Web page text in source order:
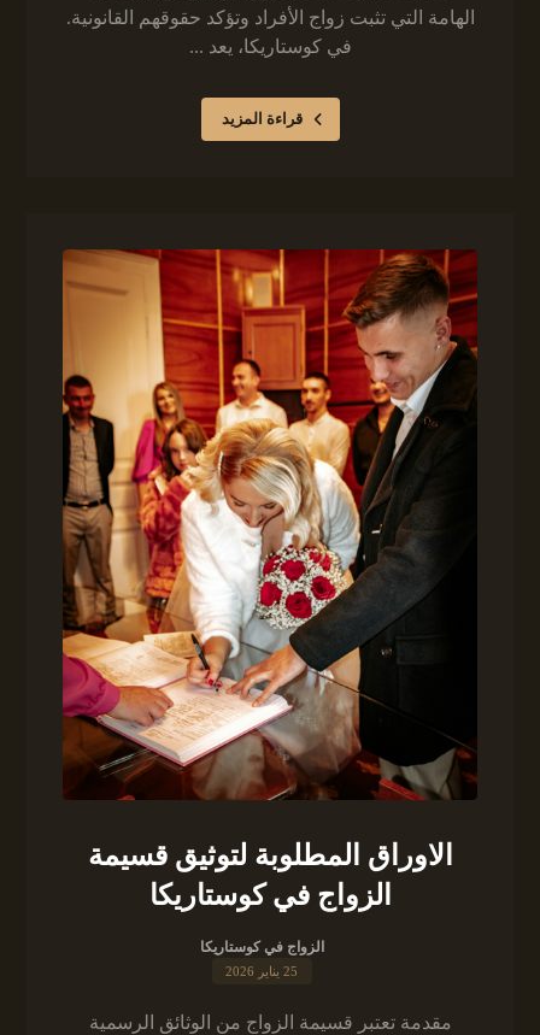
الهامة التي تثبت زواج الأفراد وتؤكد حقوقهم القانونية.
في كوستاريكا، يعد ...
قراءة المزيد
الاوراق المطلوبة لتوثيق قسيمة
الزواج في كوستاريكا
الزواج في كوستاريكا
25 يناير 2026
مقدمة تعتبر قسيمة الزواج من الوثائق الرسمية